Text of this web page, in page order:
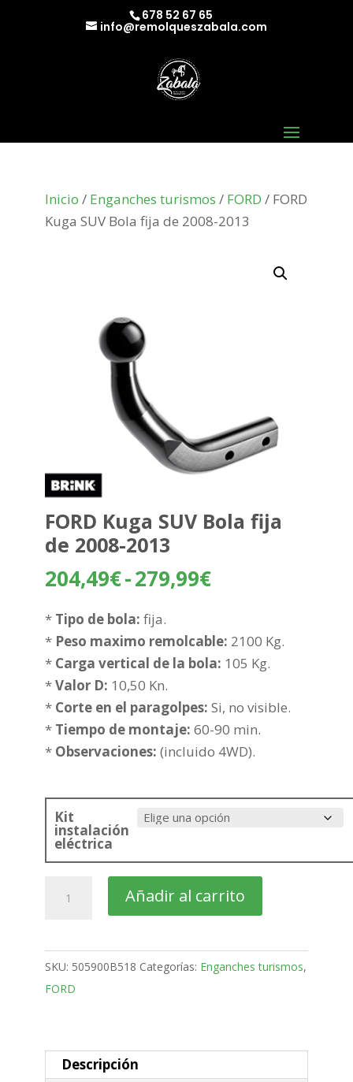
678 52 67 65
info@remolqueszabala.com
Inicio / Enganches turismos / FORD / FORD
Kuga SUV Bola fija de 2008-2013
FORD Kuga SUV Bola fija
de 2008-2013
204,49€-279,99€Rango
desde
204,49€
279,99€
* Tipo de bola: fija.
* Peso maximo remolcable: 2100 Kg.
* Carga vertical de la bola: 105 Kg.
*Valor D: 10,50 Kn.
* Corte en el paragolpes: Si, no visible.
* Tiempo de montaje: 60-90 min.
* Observaciones: (incluido 4WD).
Kit
instalación
eléctrica
Kuga
Bola
fija
de
cantidad
Añadir al carrito
SKU: 505900B518 Categorías: Enganches turismos,
FORD
Descripción